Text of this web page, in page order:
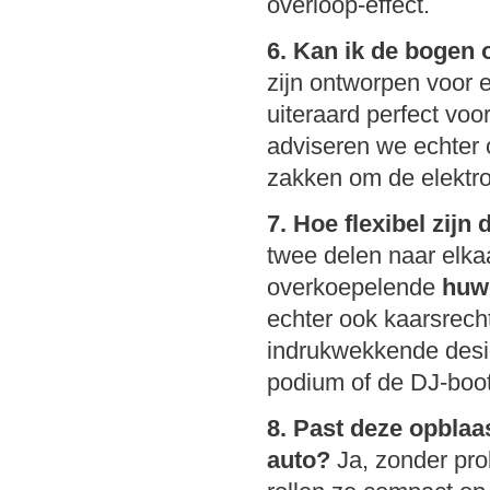
6. Kan ik de bogen
zijn ontworpen voor
uiteraard perfect
adviseren we echter
zakken om de
7. Hoe flexibel zijn
twee delen naar
overkoepelende
echter ook
indrukwekkende
podium of de DJ-
8. Past deze
auto? Ja, zonder